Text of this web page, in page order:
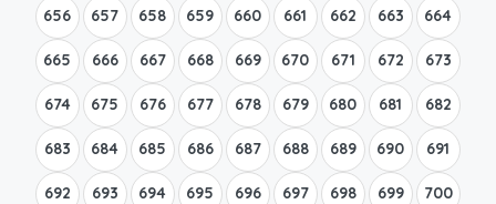
656 657 658 659 660 661 662 663 664
665 666 667 668 669 670 671 672 673
674 675 676 677 678 679 680 681 682
683 684 685 686 687 688 689 690 691
692 693 694 695 696 697 698 699 700